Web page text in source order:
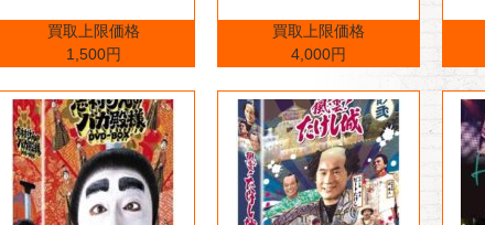
買取上限価格
1,500円
買取上限価格
4,000円